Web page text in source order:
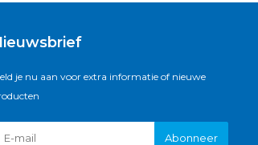
je nu aan voor extra informatie of nieuwe
Abonneer